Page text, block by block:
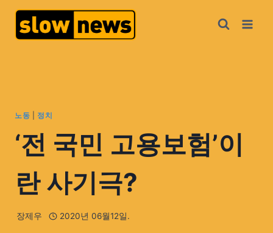
노동 정치
‘전 국민 고용보험’이
란 사기극?
장제우 2020년 06월12일.